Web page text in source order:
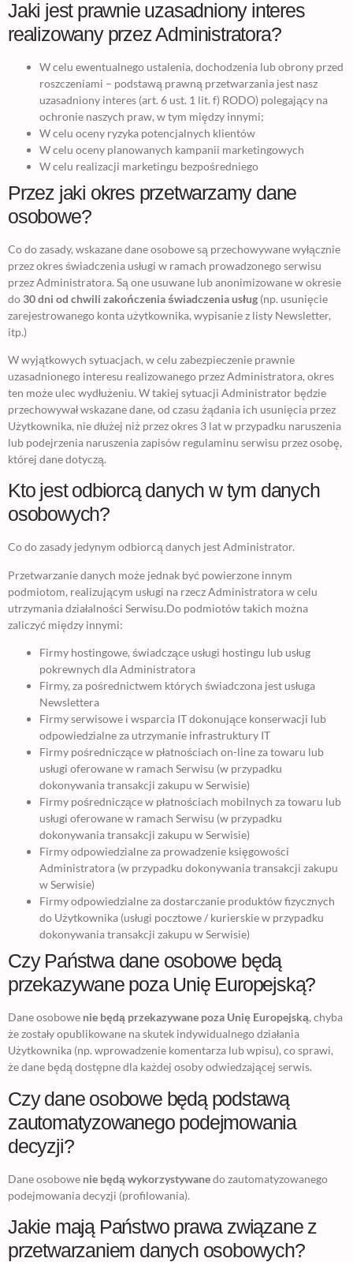
Jaki jest prawnie uzasadniony interes
realizowany przez Administratora?
W celu ewentualnego ustalenia, dochodzenia lub obrony przed
roszczeniami – podstawą prawną przetwarzania jest nasz
uzasadniony interes (art. 6 ust. 1 lit. f) RODO) polegający na
ochronie naszych praw, w tym między innymi;
W celu oceny ryzyka potencjalnych klientów
W celu oceny planowanych kampanii marketingowych
W celu realizacji marketingu bezpośredniego
Przez jaki okres przetwarzamy dane
osobowe?
Co do zasady, wskazane dane osobowe są przechowywane wyłącznie
przez okres świadczenia usługi w ramach prowadzonego serwisu
przez Administratora. Są one usuwane lub anonimizowane w okresie
do30 dni od chwili zakończenia świadczenia usług (np. usunięcie
zarejestrowanego konta użytkownika, wypisanie z listy Newsletter,
itp.)
W wyjątkowych sytuacjach, w celu zabezpieczenie prawnie
uzasadnionego interesu realizowanego przez Administratora, okres
ten może ulec wydłużeniu. W takiej sytuacji Administrator będzie
przechowywał wskazane dane, od czasu żądania ich usunięcia przez
Użytkownika, nie dłużej niż przez okres 3 lat w przypadku naruszenia
lub podejrzenia naruszenia zapisów regulaminu serwisu przez osobę,
której dane dotyczą.
Kto jest odbiorcą danych w tym danych
osobowych?
Co do zasady jedynym odbiorcą danych jest Administrator.
Przetwarzanie danych może jednak być powierzone innym
podmiotom, realizującym usługi na rzecz Administratora w celu
utrzymania działalności Serwisu.Do podmiotów takich można
zaliczyć między innymi:
Firmy hostingowe, świadczące usługi hostingu lub usług
pokrewnych dla Administratora
Firmy, za pośrednictwem których świadczona jest usługa
Newslettera
Firmy serwisowe i wsparcia IT dokonujące konserwacji lub
odpowiedzialne za utrzymanie infrastruktury IT
Firmy pośredniczące w płatnościach on-line za towaru lub
usługi oferowane w ramach Serwisu (w przypadku
dokonywania transakcji zakupu w Serwisie)
Firmy pośredniczące w płatnościach mobilnych za towaru lub
usługi oferowane w ramach Serwisu (w przypadku
dokonywania transakcji zakupu w Serwisie)
Firmy odpowiedzialne za prowadzenie księgowości
Administratora (w przypadku dokonywania transakcji zakupu
w Serwisie)
Firmy odpowiedzialne za dostarczanie produktów fizycznych
do Użytkownika (usługi pocztowe / kurierskie w przypadku
dokonywania transakcji zakupu w Serwisie)
Czy Państwa dane osobowe będą
przekazywane poza Unię Europejską?
Dane osobowe nie będą przekazywane poza Unię Europejską, chyba
że zostały opublikowane na skutek indywidualnego działania
Użytkownika (np. wprowadzenie komentarza lub wpisu), co sprawi,
że dane będą dostępne dla każdej osoby odwiedzającej serwis.
Czy dane osobowe będą podstawą
zautomatyzowanego podejmowania
decyzji?
Dane osobowe nie będą wykorzystywanedo zautomatyzowanego
podejmowania decyzji (profilowania).
Jakie mają Państwo prawa związane z
przetwarzaniem danych osobowych?